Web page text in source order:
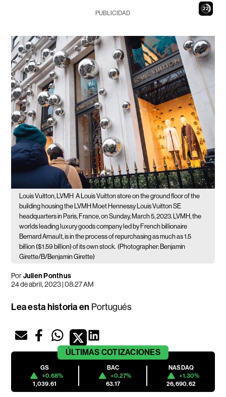
21
PUBLICIDAD
Louis Vuitton, LVMH A Louis Vuitton store on the ground floor of the
building housing the LVMH Moet Hennessy Louis Vuitton SE
headquarters in Paris, France, on Sunday, March 5, 2023. LVMH, the
worlds leading luxury goods company led by French billionaire
Bernard Arnault, is in the process of repurchasing as much as 1.5
billion ($1.59 billion) of its own stock. (Photographer: Benjamin
Girette/B/Benjamin Girette)
PorJulien Ponthus
24 de abril, 2023 | 08:27 AM
Lea esta historia en Portugués
ÚLTIMAS COTIZACIONES
GS
+0.68%
1,039.61
BAC
+0.27%
63.17
NASDAQ
+1.30%
26,690.62